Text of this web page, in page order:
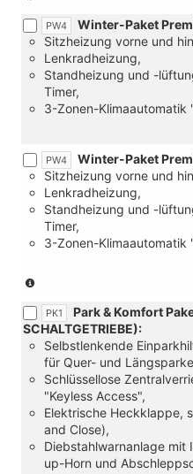
eTSI)
PW4
Winter-Paket
Sitzheizung vorne und
Lenkradheizung,
Standheizung und -
Timer,
3-Zonen-Klimaautomatik
PW4
Winter-Paket
Sitzheizung vorne und
Lenkradheizung,
Standheizung und -
Timer,
3-Zonen-Klimaautomatik
Verbinding
mit:
[WL2]
Sitzpaket
Leder
mit
Belüftung
(Nicht
für
Mildhybrid))
PK1
Park & Komfort
SCHALTGETRIEBE):
Selbstlenkende
für Quer- und
Schlüssellose
"Keyless Access",
Elektrische Heckklappe,
and Close),
Diebstahlwarnanlage mit
up-Horn und